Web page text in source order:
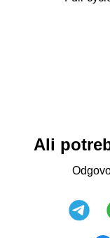
Ali